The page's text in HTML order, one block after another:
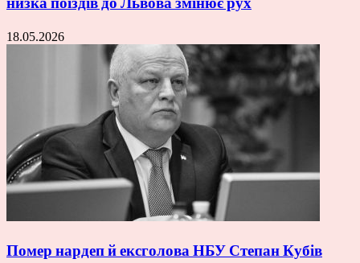
18.05.2026
Помер нардеп й ексголова НБУ Степан Кубів